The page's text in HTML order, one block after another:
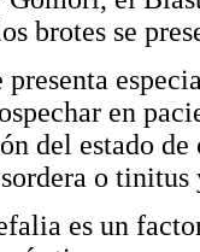
brotes se
en
del estado
o tinitus
es un